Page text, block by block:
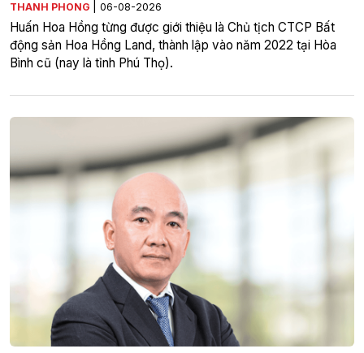
THANH PHONG 06-08-2026
Huấn Hoa Hồng từng được giới thiệu là Chủ tịch CTCP Bất
động sản Hoa Hồng Land, thành lập vào năm 2022 tại Hòa
Bình cũ (nay là tỉnh Phú Thọ).